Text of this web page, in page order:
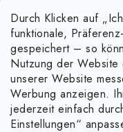
Durch Klicken auf
funktionale,
gespeichert – so
Nutzung der Website
unserer Website
Werbung anzeigen.
jederzeit einfach
Einstellungen“
Informace pro vás
Über uns
Handelsbedingungen
Nachricht
Entdecken Sie die Magie
Facebook